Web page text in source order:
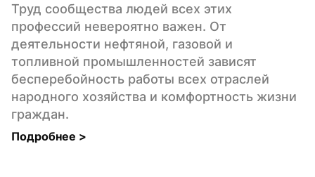
Труд сообщества людей всех этих
профессий невероятно важен. От
деятельности нефтяной, газовой и
топливной промышленностей зависят
бесперебойность работы всех отраслей
народного хозяйства и комфортность жизни
граждан.
Подробнее >